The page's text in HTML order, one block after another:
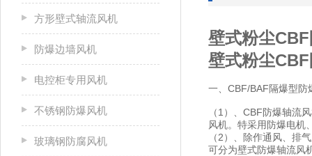
方形壁式轴流风机
防爆边墙风机
电控柜专用风机
不锈钢防爆风机
玻璃钢防腐风机
壁式粉尘
壁式粉尘
一、CBF/BAF隔爆型防
（1）、CBF防爆轴流
风机。特采用防爆电机
（2）、除作通风、排
可分为壁式防爆轴流风